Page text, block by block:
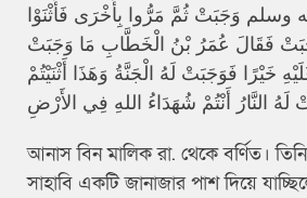
وسلم وَجَبَتْ ثُمَّ مَرُّوا بِأُخْرَى فَأَثْنَوْا
فَقَالَ عُمَرُ بْنُ الْخَطَّابِ مَا وَجَبَتْ
خَيْرًا فَوَجَبَتْ لَهُ الْجَنَّةُ وَهَذَا أَثْنَيْتُمْ
النَّارُ أَنْتُمْ شُهَدَاءُ اللهِ فِي الأَرْضِ
আনাস বিন মালিক রা. থেকে বর্ণিত।
সাহাবি একটি জানাজার পাশ দিয়ে